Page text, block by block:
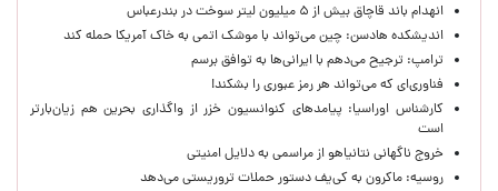
انهدام باند قاچاق بیش از ۵ میلیون لیتر سوخت در بندرعباس
اندیشکده هادسن: چین می‌تواند با موشک اتمی به خاک آمریکا حمله کند
ترامپ: ترجیح می‌دهم با ایرانی‌‌ها به توافق برسم
فناوری‌ای که می‌تواند هر رمز عبوری را بشکند!
کارشناس اوراسیا: پیامدهای کنوانسیون خزر از واگذاری بحرین هم زیان‌بارتر
است
خروج ناگهانی نتانیاهو از مراسمی به دلایل امنیتی
روسیه: ماکرون به کی‌یف دستور حملات تروریستی می‌دهد